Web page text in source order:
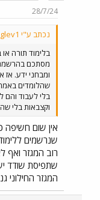
s
28/7/24
נכתב ע"י evglev1:
בלימוד תורה
מסתכם
ומבחני ידע. אז
שהלומדים
בלי לעבוד
וקצבאות בלי
אין שום חשיפה
שנרשמים
רוב המגזר ואף
שתפיסת שודד
המגזר החילוני